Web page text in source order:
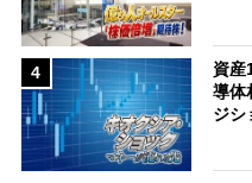
4
資産
導体
ジ